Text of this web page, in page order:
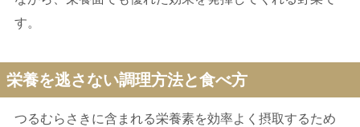
す。
栄養を逃さない調理方法と食べ方
つるむらさきに含まれる栄養素を効率よく摂取するため